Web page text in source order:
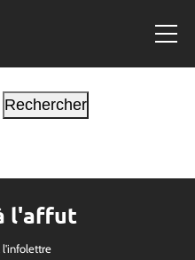
l'affut
l'infolettre